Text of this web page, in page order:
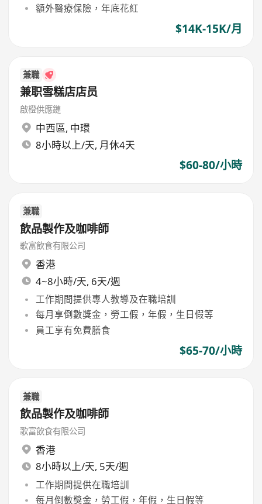
額外醫療保險，年底花紅
$14K-15K/月
兼職
兼职雪糕店店员
啟橙供應鏈
中西區, 中環
8小時以上/天, 月休4天
$60-80/小時
兼職
飲品製作及咖啡師
歌富飲食有限公司
香港
4~8小時/天, 6天/週
工作期間提供專人教導及在職培訓
每月享倒數獎金，勞工假，年假，生日假等
員工享有免費膳食
$65-70/小時
兼職
飲品製作及咖啡師
歌富飲食有限公司
香港
8小時以上/天, 5天/週
工作期間提供在職培訓
每月倒數獎金，勞工假，年假，生日假等